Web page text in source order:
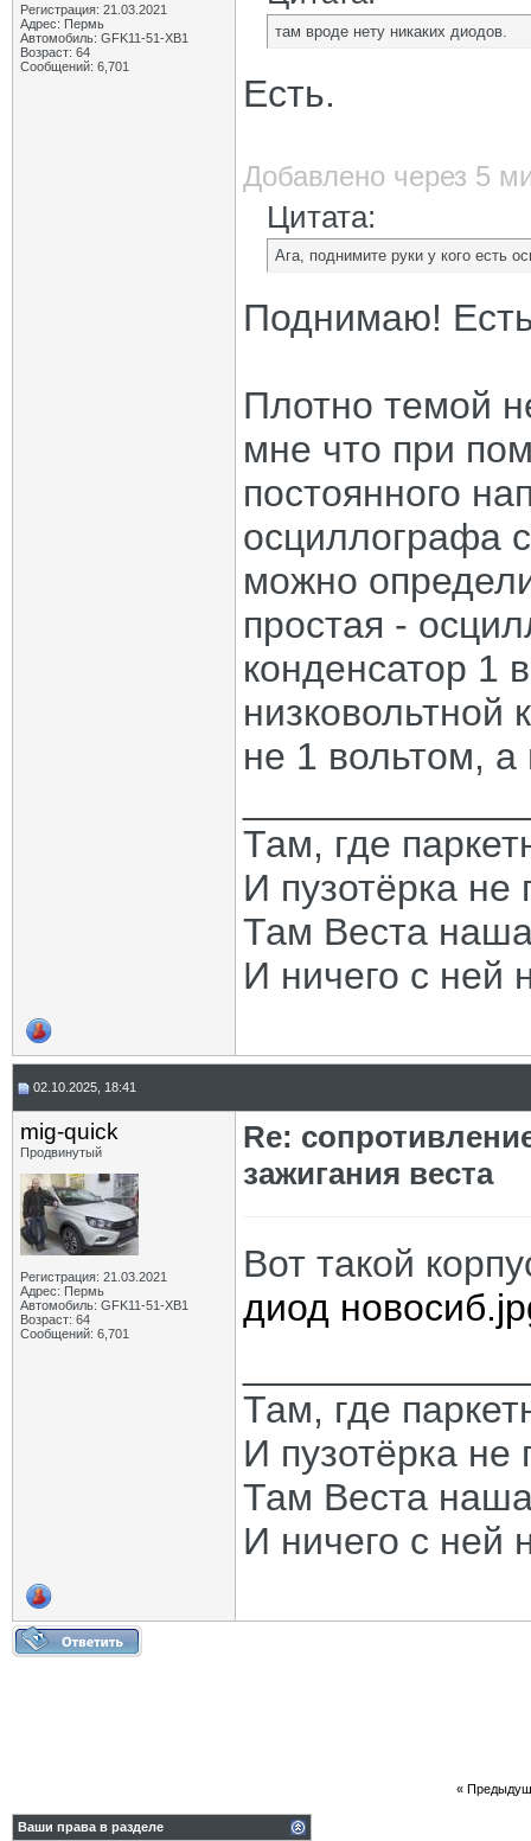
Регистрация: 21.03.2021
Адрес: Пермь
Автомобиль: GFK11-51-ХВ1
Возраст: 64
Сообщений: 6,701
там вроде нету никаких диодов.
Есть.
Добавлено через 5
Цитата:
Ага, поднимите руки у кого есть
Поднимаю!
Плотно темой
мне что при
постоянного
осциллографа
можно
простая -
конденсатор 1
не 1 вольтом,
Там, где
И пузотёрка не
Там Веста
И ничего с ней
02.10.2025, 18:41
mig-quick
Продвинутый
Регистрация: 21.03.2021
Адрес: Пермь
Автомобиль: GFK11-51-ХВ1
Возраст: 64
Сообщений: 6,701
Re:
зажигания веста
Вот такой
диод
Там, где
И пузотёрка не
Там Веста
И ничего с ней
«
Ваши права в разделе